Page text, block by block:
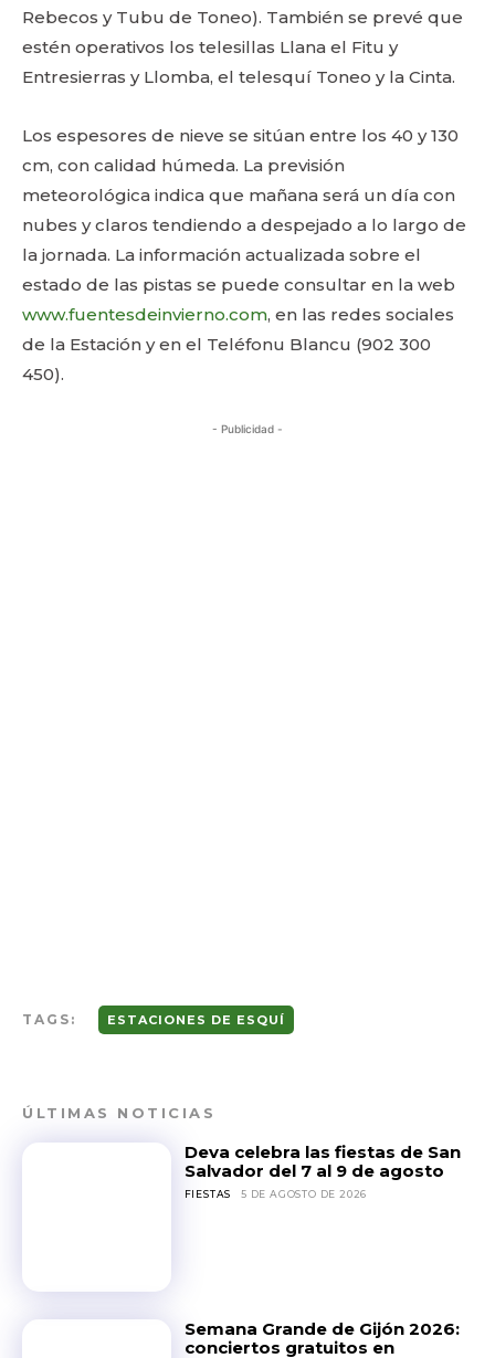
Rebecos y Tubu de Toneo). También se prevé que
estén operativos los telesillas Llana el Fitu y
Entresierras y Llomba, el telesquí Toneo y la Cinta.
Los espesores de nieve se sitúan entre los 40 y 130
cm, con calidad húmeda. La previsión
meteorológica indica que mañana será un día con
nubes y claros tendiendo a despejado a lo largo de
la jornada. La información actualizada sobre el
estado de las pistas se puede consultar en la web
www.fuentesdeinvierno.com, en las redes sociales
de la Estación y en el Teléfonu Blancu (902 300
450).
- Publicidad -
TAGS: ESTACIONES DE ESQUÍ
ÚLTIMAS NOTICIAS
Deva celebra las fiestas de San
Salvador del 7 al 9 de agosto
FIESTAS 5 DE AGOSTO DE 2026
Semana Grande de Gijón 2026:
conciertos gratuitos en